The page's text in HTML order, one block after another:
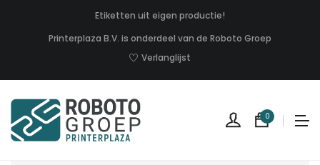
Etiketten uit eigen productie!
Printerplaza B.V. is onderdeel van de Roboto Groep
Verlanglijst
0